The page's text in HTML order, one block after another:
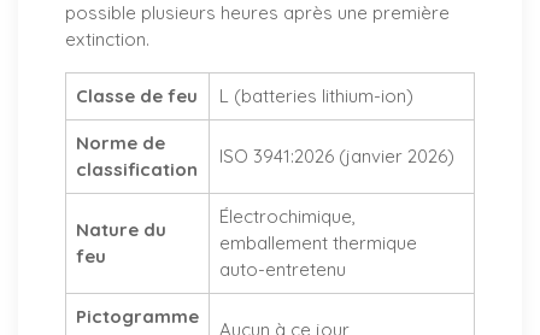
possible plusieurs heures après une première
extinction.
Classe de feu L (batteries lithium-ion)
Norme de
classification
ISO 3941:2026 (janvier 2026)
Nature du
feu
Électrochimique,
emballement thermique
auto-entretenu
Pictogramme
Aucun à ce jour